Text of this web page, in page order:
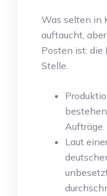
Was selten in
auftaucht,
Posten ist: die
Stelle.
Aufträge.
Laut